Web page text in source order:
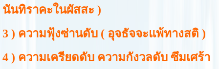
นันทิราคะในผัสสะ )
3 ) ความฟุ้งซ่านดับ ( อุจธัจจะแพ้ทางสติ )
4 ) ความเครียดดับ ความกังวลดับ ซึมเศร้า